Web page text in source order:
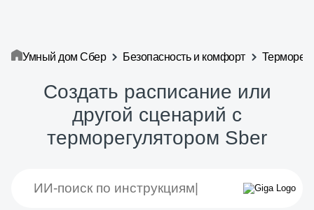
Умный дом Сбер Безопасность и комфорт
Создать расписание или
другой сценарий c
терморегулятором Sber